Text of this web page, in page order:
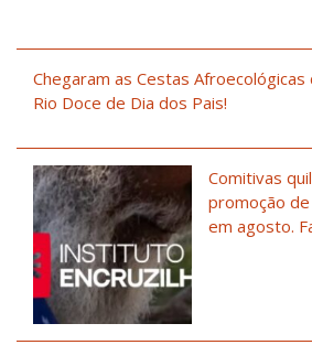
Chegaram as Cestas
Rio Doce de Dia dos Pais!
Comitivas
promoção
em agosto.